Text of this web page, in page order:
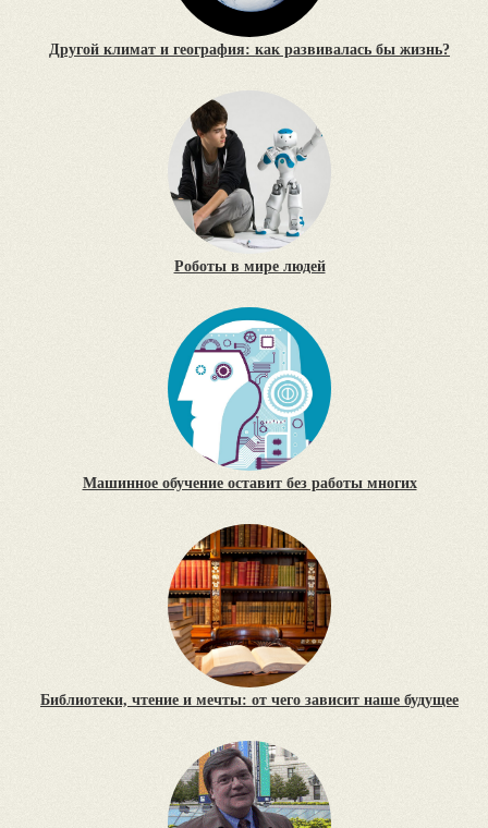
Другой климат и география: как развивалась бы жизнь?
Роботы в мире людей
Машинное обучение оставит без работы многих
Библиотеки, чтение и мечты: от чего зависит наше будущее